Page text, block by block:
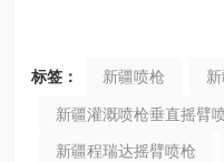
标签： 新疆喷枪
新疆灌溉喷枪垂直摇臂
新疆程瑞达摇臂喷枪